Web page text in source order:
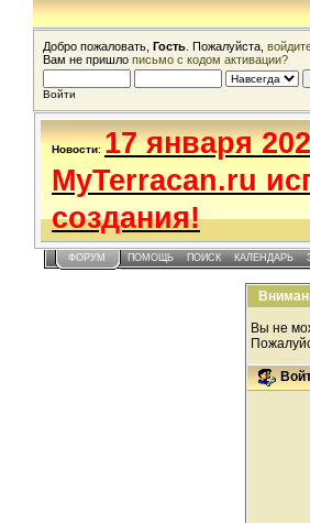
Добро пожаловать, Гость . Пожалуйста,
Вам не пришло письмо с кодом активации?
Войти
Новости: 17 января
MyTerracan.ru
создания!
ФОРУМ ПОМОЩЬ ПОИСК КАЛЕНДАРЬ
Вы не